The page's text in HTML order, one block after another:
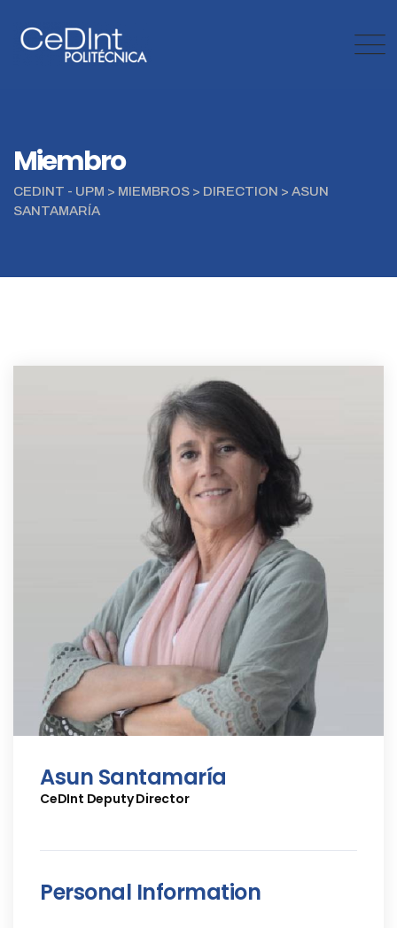
Miembro
CEDINT - UPM > MIEMBROS > DIRECTION > ASUN
SANTAMARÍA
Asun Santamaría
CeDInt Deputy Director
Personal Information